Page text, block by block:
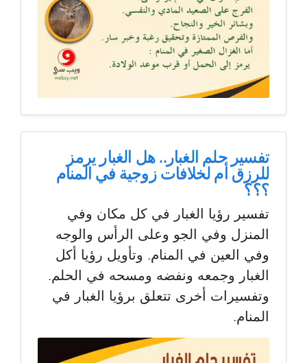
تفسير حلم الغبار.. هل الغبار يرمز
للرزق أم لخلافات زوجية في المنام
؟؟؟
تفسير رؤيا الغبار في كل مكان وفي
المنزل وفي الجو وعلى الرأس والوجه
وفي العين في المنام. وتأويل رؤيا أكل
الغبار وجمعه ونفضه ومسحه في الحلم.
وتفسيرات أخرى تتعلق برؤيا الغبار في
المنام.